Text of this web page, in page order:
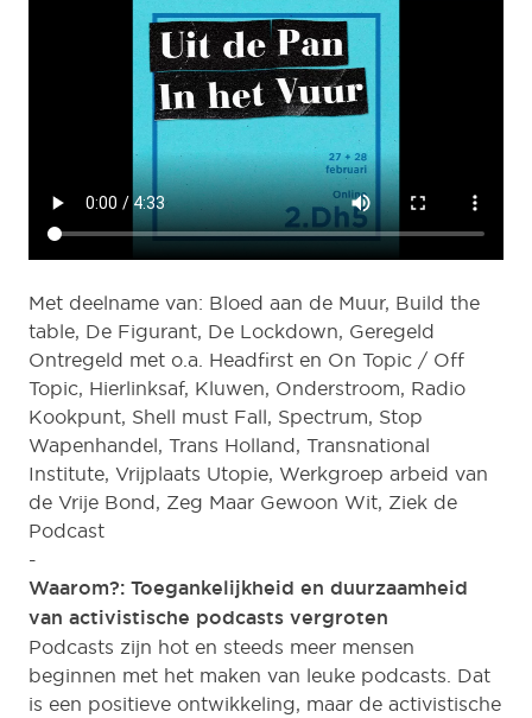
Met deelname van: Bloed aan de Muur, Build the
table, De Figurant, De Lockdown, Geregeld
Ontregeld met o.a. Headfirst en On Topic / Off
Topic, Hierlinksaf, Kluwen, Onderstroom, Radio
Kookpunt, Shell must Fall, Spectrum, Stop
Wapenhandel, Trans Holland, Transnational
Institute, Vrijplaats Utopie, Werkgroep arbeid van
de Vrije Bond, Zeg Maar Gewoon Wit, Ziek de
Podcast
-
Waarom?: Toegankelijkheid en duurzaamheid
van activistische podcasts vergroten
Podcasts zijn hot en steeds meer mensen
beginnen met het maken van leuke podcasts. Dat
is een positieve ontwikkeling, maar de activistische